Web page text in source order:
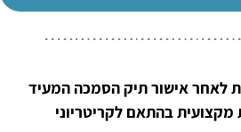
לאחר אישור תיק הסמכה המעיד
מקצועית בהתאם לקריטריוני